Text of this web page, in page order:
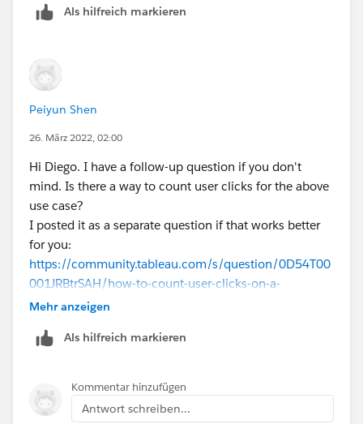
Als hilfreich markieren
Peiyun Shen
26. März 2022, 02:00
Hi Diego. I have a follow-up question if you don't
mind. Is there a way to count user clicks for the above
use case?
I posted it as a separate question if that works better
for you:
https://community.tableau.com/s/question/0D54T00
001JRBtrSAH/how-to-count-user-clicks-on-a-
worksheet
Thank you so much!!
Mehr anzeigen
Als hilfreich markieren
Kommentar hinzufügen
Antwort schreiben...